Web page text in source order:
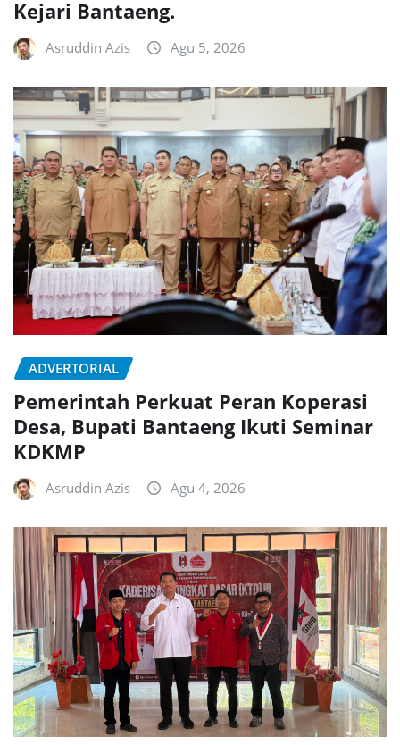
Kejari Bantaeng.
Asruddin Azis Agu 5, 2026
ADVERTORIAL
Pemerintah Perkuat Peran Koperasi
Desa, Bupati Bantaeng Ikuti Seminar
KDKMP
Asruddin Azis Agu 4, 2026